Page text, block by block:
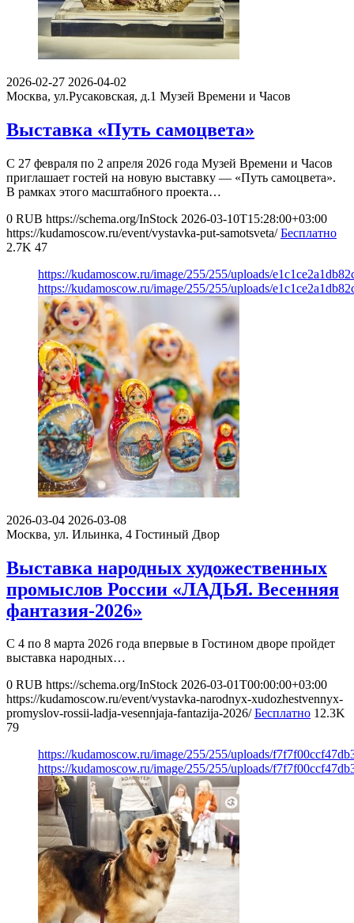
2026-02-27 2026-04-02
Москва, ул.Русаковская, д.1 Музей Времени и Часов
Выставка «Путь самоцвета»
С 27 февраля по 2 апреля 2026 года Музей Времени и Часов
приглашает гостей на новую выставку — «Путь самоцвета».
В рамках этого масштабного проекта…
0 RUB https://schema.org/InStock 2026-03-10T15:28:00+03:00
https://kudamoscow.ru/event/vystavka-put-samotsveta/ Бесплатно
2.7K 47
https://kudamoscow.ru/image/255/255/uploads/
https://kudamoscow.ru/image/255/255/uploads/
2026-03-04 2026-03-08
Москва, ул. Ильинка, 4 Гостиный Двор
Выставка народных художественных
промыслов России «ЛАДЬЯ. Весенняя
фантазия-2026»
С 4 по 8 марта 2026 года впервые в Гостином дворе пройдет
выставка народных…
0 RUB https://schema.org/InStock 2026-03-01T00:00:00+03:00
https://kudamoscow.ru/event/vystavka-narodnyx-xudozhestvennyx-
promyslov-rossii-ladja-vesennjaja-fantazija-2026/ Бесплатно 12.3K
79
https://kudamoscow.ru/image/255/255/uploads/
https://kudamoscow.ru/image/255/255/uploads/